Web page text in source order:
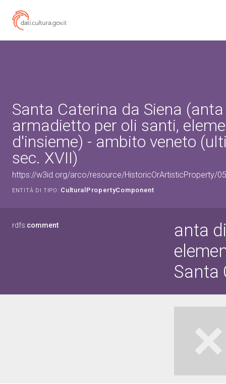
Santa Caterina da Siena
armadietto per oli santi,
d'insieme) - ambito veneto
sec. XVII)
https://w3id.org/arco/resource/HistoricOrArtisticProperty/
ENTITÀ DI TIPO: CulturalPropertyComponent
rdfs:comment
anta
Santa